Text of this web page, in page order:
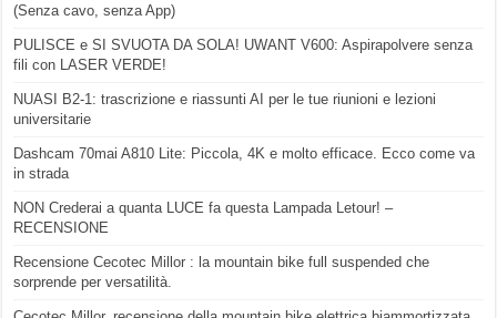
(Senza cavo, senza App)
PULISCE e SI SVUOTA DA SOLA! UWANT V600: Aspirapolvere senza
fili con LASER VERDE!
NUASI B2-1: trascrizione e riassunti AI per le tue riunioni e lezioni
universitarie
Dashcam 70mai A810 Lite: Piccola, 4K e molto efficace. Ecco come va
in strada
NON Crederai a quanta LUCE fa questa Lampada Letour! –
RECENSIONE
Recensione Cecotec Millor : la mountain bike full suspended che
sorprende per versatilità.